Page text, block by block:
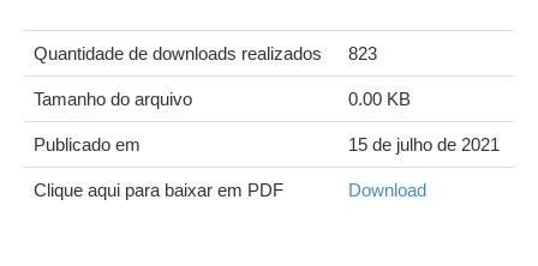
Quantidade de downloads realizados 823
Tamanho do arquivo 0.00 KB
Publicado em 15 de julho de 2021
Clique aqui para baixar em PDF Download